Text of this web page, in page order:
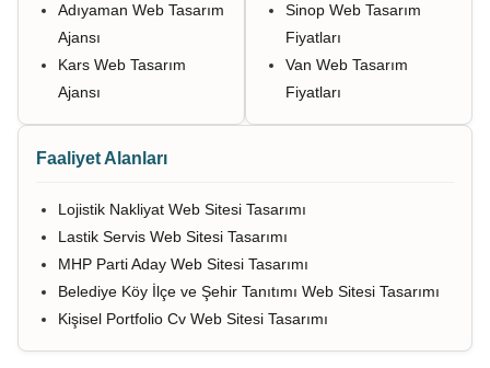
Adıyaman Web Tasarım
Ajansı
Kars Web Tasarım
Ajansı
Sinop Web Tasarım
Fiyatları
Van Web Tasarım
Fiyatları
Faaliyet Alanları
Lojistik Nakliyat Web Sitesi Tasarımı
Lastik Servis Web Sitesi Tasarımı
MHP Parti Aday Web Sitesi Tasarımı
Belediye Köy İlçe ve Şehir Tanıtımı Web Sitesi Tasarımı
Kişisel Portfolio Cv Web Sitesi Tasarımı